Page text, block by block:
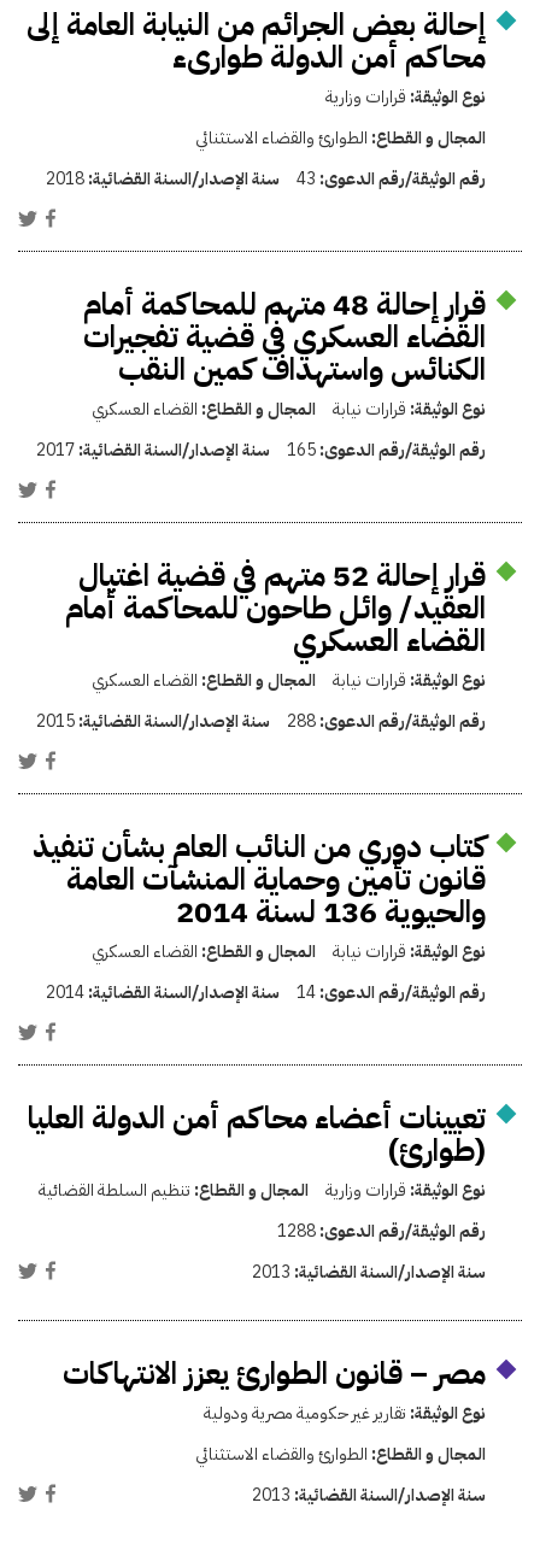
إحالة بعض الجرائم من النيابة العامة إلى
محاكم أمن الدولة طوارىء
نوع الوثيقة: قرارات وزارية
المجال و القطاع: الطوارئ والقضاء الاستثنائي
رقم الوثيقة/رقم الدعوى: 43 سنة الإصدار/السنة القضائية:2018
قرار إحالة 48 متهم للمحاكمة أمام
القضاء العسكري في قضية تفجيرات
الكنائس واستهداف كمين النقب
نوع الوثيقة: قرارات نيابة المجال و القطاع: القضاء العسكري
رقم الوثيقة/رقم الدعوى:165 سنة الإصدار/السنة القضائية:2017
قرار إحالة 52 متهم في قضية اغتيال
العقيد/ وائل طاحون للمحاكمة أمام
القضاء العسكري
نوع الوثيقة: قرارات نيابة المجال و القطاع: القضاء العسكري
رقم الوثيقة/رقم الدعوى:288 سنة الإصدار/السنة القضائية:2015
كتاب دوري من النائب العام بشأن تنفيذ
قانون تأمين وحماية المنشآت العامة
والحيوية 136 لسنة 2014
نوع الوثيقة: قرارات نيابة المجال و القطاع: القضاء العسكري
رقم الوثيقة/رقم الدعوى:14 سنة الإصدار/السنة القضائية:2014
تعيينات أعضاء محاكم أمن الدولة العليا
(طوارئ)
نوع الوثيقة: قرارات وزارية المجال و القطاع: تنظيم السلطة القضائية
رقم الوثيقة/رقم الدعوى:1288
سنة الإصدار/السنة القضائية: 2013
مصر – قانون الطوارئ يعزز الانتهاكات
نوع الوثيقة: تقارير غير حكومية مصرية ودولية
المجال و القطاع: الطوارئ والقضاء الاستثنائي
سنة الإصدار/السنة القضائية: 2013